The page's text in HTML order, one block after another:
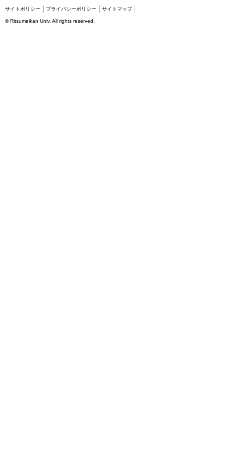
サイトポリシー プライバシーポリシー サイトマップ
©Ritsumeikan Univ. All rights reserved.